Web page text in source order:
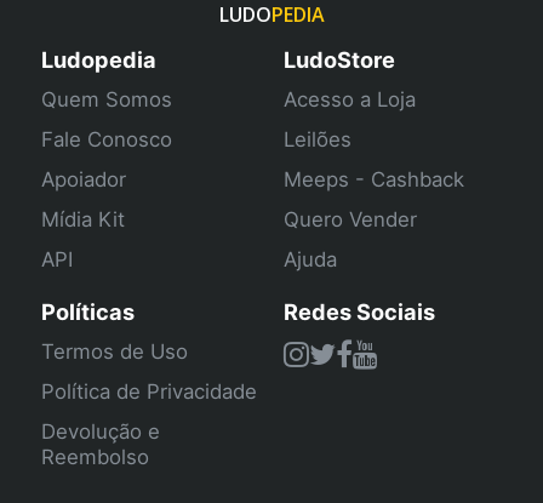
LUDOPEDIA
Ludopedia
Quem Somos
Fale Conosco
Apoiador
Mídia Kit
API
LudoStore
Acesso a Loja
Leilões
Meeps - Cashback
Quero Vender
Ajuda
Políticas
Termos de Uso
Política de Privacidade
Devolução e
Reembolso
Redes Sociais